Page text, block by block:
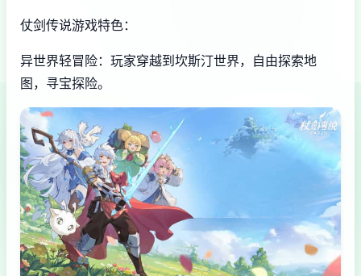
仗剑传说游戏特色：
异世界轻冒险：玩家穿越到坎斯汀世界，自由探索地
图，寻宝探险。